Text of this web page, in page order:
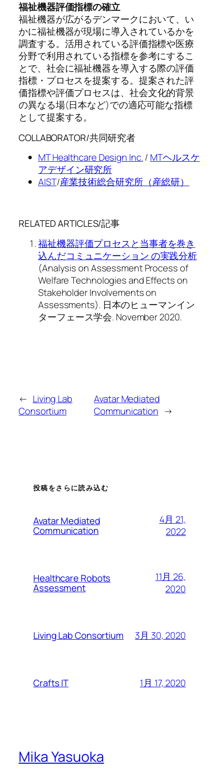
福祉機器評価指標の確立
福祉機器が広がるデンマークにおいて、い
かに福祉機器が現場に導入されているかを
調査する。活用されている評価指標や医療
分野で利用されている指標を参考にするこ
とで、社会に福祉機器を導入する際の評価
指標・プロセスを提案する。提案された評
価指標や評価プロセスは、 社会文化的背景
の異なる場(日本など)での適応可能な指標
として提案する。
COLLABORATOR/共同研究者
MT Healthcare Design Inc./ MTヘルスケ
アデザイン研究所
AIST/産業技術総合研究所（産総研）
RELATED ARTICLES/記事
福祉機器評価プロセスと当事者を巻き
込んだコミュニケーション の実践分析
(Analysis on Assessment Process of
Welfare Technologies and Effects on
Stakeholder Involvements on
Assessments). 日本のヒューマンイン
ターフェース学会. November 2020.
← Living Lab
Consortium
Avatar Mediated
Communication →
投稿をさらに読み込む
Avatar Mediated
Communication
4月 21,
2022
Healthcare Robots
Assessment
11月 26,
2020
Living Lab Consortium 3月 30, 2020
Crafts IT 1月 17, 2020
Mika Yasuoka